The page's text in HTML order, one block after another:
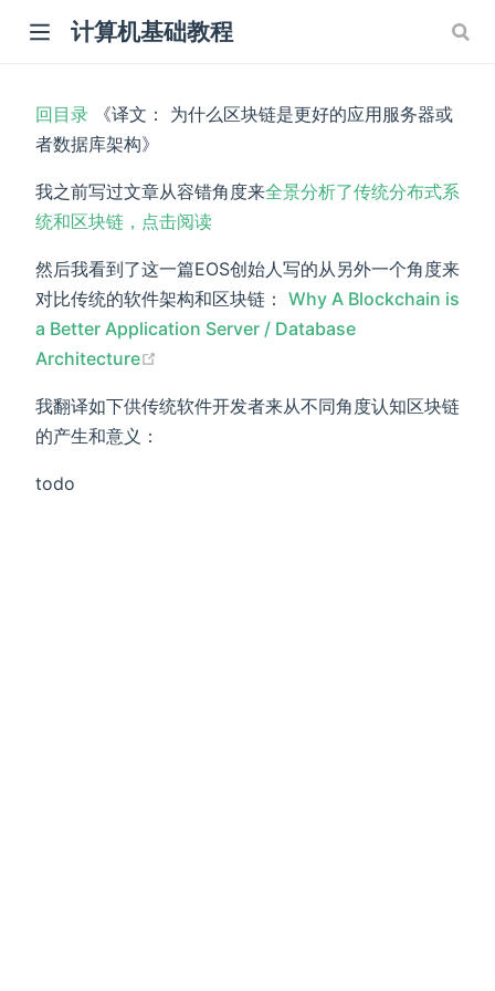
计算机基础教程
回目录 《译文： 为什么区块链是更好的应用服务器或
者数据库架构》
我之前写过文章从容错角度来全景分析了传统分布式系
统和区块链，点击阅读
然后我看到了这一篇EOS创始人写的从另外一个角度来
对比传统的软件架构和区块链： Why A Blockchain is
a Better Application Server / Database
Architecture
我翻译如下供传统软件开发者来从不同角度认知区块链
的产生和意义：
todo